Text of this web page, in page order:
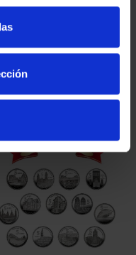
SUSCRIPCIÓN
949,00 €
Sólo para usuarios
registrados